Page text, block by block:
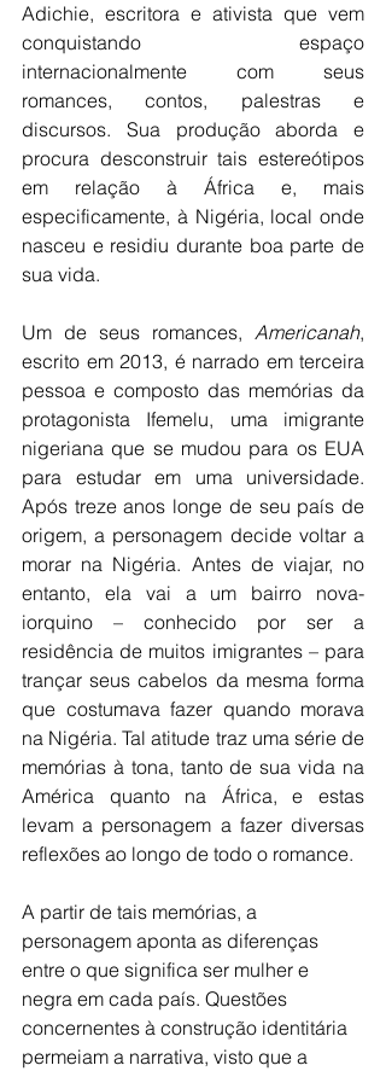
Adichie, escritora e ativista que vem
conquistando espaço
internacionalmente com seus
romances, contos, palestras e
discursos. Sua produção aborda e
procura desconstruir tais estereótipos
em relação à África e, mais
especificamente, à Nigéria, local onde
nasceu e residiu durante boa parte de
sua vida.
Um de seus romances, Americanah,
escrito em 2013, é narrado em terceira
pessoa e composto das memórias da
protagonista Ifemelu, uma imigrante
nigeriana que se mudou para os EUA
para estudar em uma universidade.
Após treze anos longe de seu país de
origem, a personagem decide voltar a
morar na Nigéria. Antes de viajar, no
entanto, ela vai a um bairro nova-
iorquino – conhecido por ser a
residência de muitos imigrantes – para
trançar seus cabelos da mesma forma
que costumava fazer quando morava
na Nigéria. Tal atitude traz uma série de
memórias à tona, tanto de sua vida na
América quanto na África, e estas
levam a personagem a fazer diversas
reflexões ao longo de todo o romance.
A partir de tais memórias, a
personagem aponta as diferenças
entre o que significa ser mulher e
negra em cada país. Questões
concernentes à construção identitária
permeiam a narrativa, visto que a